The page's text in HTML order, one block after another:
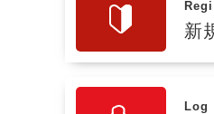
新
Log